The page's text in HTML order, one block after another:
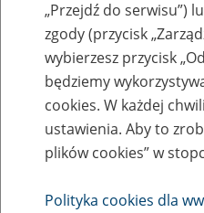
Zaproś ZUS do
eZUS w siedzibie
Rodzaj wydarzenia
„Przejdź do serwisu”)
zgody (przycisk
wybierzesz przycisk
będziemy
cookies. W każdej
ustawienia. Aby to
plików cookies” w
Polityka cookies dla